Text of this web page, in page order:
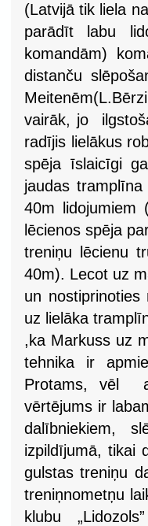
(Latvijā tik liela
parādīt labu
komandām)
distanču
vairāk, jo
radījis lielākus
spēja īslaicīgi
jaudas
40m lidojumiem
lēcienos spēja
treniņu lēcienu
40m). Lecot uz
un nostiprinoties
uz lielāka
,ka Markuss uz
tehnika ir
Protams, vēl
vērtējums ir
dalībniekiem,
izpildījumā, tikai
gulstas treniņu
treniņnometņu
klubu